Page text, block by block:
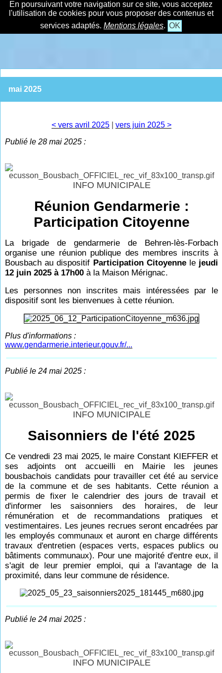
En poursuivant votre navigation sur ce site, vous acceptez
l'utilisation de cookies pour vous proposer des contenus et
services adaptés. Mentions légales. OK
mai 2025
< vers avril 2025
vers juin 2025 >
Publié le 28 mai 2025 :
INFO MUNICIPALE
Réunion Gendarmerie :
Participation Citoyenne
La brigade de gendarmerie de Behren-lès-Forbach
organise une réunion publique des membres inscrits à
Bousbach au dispositif Participation Citoyennele jeudi
12 juin 2025 à 17h00 à la Maison Mérignac.
Les personnes non inscrites mais intéressées par le
dispositif sont les bienvenues à cette réunion.
Plus d'informations :
www.gendarmerie.interieur.gouv.fr/...
Publié le 24 mai 2025 :
INFO MUNICIPALE
Saisonniers de l'été 2025
Ce vendredi 23 mai 2025, le maire Constant KIEFFER et
ses adjoints ont accueilli en Mairie les jeunes
bousbachois candidats pour travailler cet été au service
de la commune et de ses habitants. Cette réunion a
permis de fixer le calendrier des jours de travail et
d'informer les saisonniers des horaires, de leur
rémunération et de recommandations pratiques et
vestimentaires. Les jeunes recrues seront encadrées par
les employés communaux et auront en charge différents
travaux d'entretien (espaces verts, espaces publics ou
bâtiments communaux). Pour une majorité d'entre eux, il
s'agit de leur premier emploi, qui a l'avantage de la
proximité, dans leur commune de résidence.
Publié le 24 mai 2025 :
INFO MUNICIPALE